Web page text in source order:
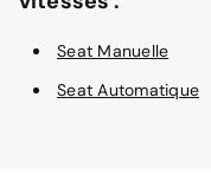
Seat Manuelle
Seat Automatique